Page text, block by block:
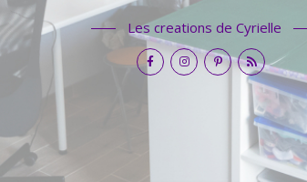
Les creations de Cyrielle